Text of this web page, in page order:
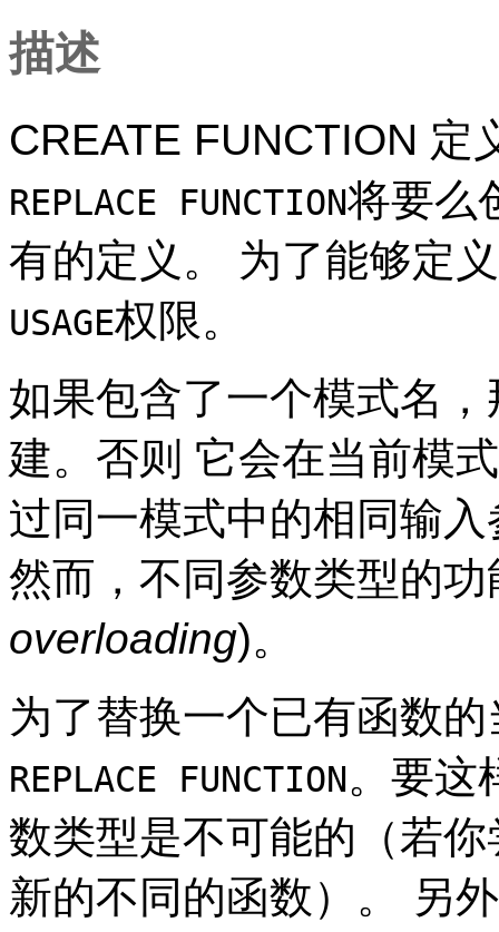
描述
CREATE FUNCTION
REPLACE FUNCTION将要么
有的定义。 为了能够定
USAGE权限。
如果包含了一个模式名
建。否则 它会在当前模
过同一模式中的相同输
然而，不同参数类型的
overloading)。
为了替换一个已有函数
REPLACE FUNCTION。要这
数类型是不可能的（若
新的不同的函数）。 另